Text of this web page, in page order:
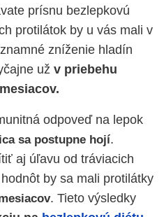
prísnu bezlepkovú
protilátok by u vás mali v
zníženie hladín
už v priebehu
odpoveď na lepok
sa postupne hojí.
aj úľavu od tráviacich
by sa mali protilátky
. Tieto výsledky